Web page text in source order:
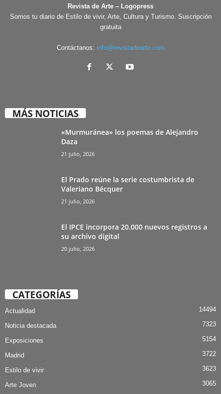
Revista de Arte – Logopress
Somos tu diario de Estilo de vivir, Arte, Cultura y Turismo. Suscripción
gratuita
Contáctanos: info@revistadearte.com
MÁS NOTICIAS
«Murmuránea» los poemas de Alejandro
Daza
21 julio, 2026
El Prado reúne la serie costumbrista de
Valeriano Bécquer
21 julio, 2026
El IPCE incorpora 20.000 nuevos registros a
su archivo digital
20 julio, 2026
CATEGORÍAS
Actualidad 14494
Noticia destacada 7323
Exposiciones 5154
Madrid 3722
Estilo de vivir 3623
Arte Joven 3065